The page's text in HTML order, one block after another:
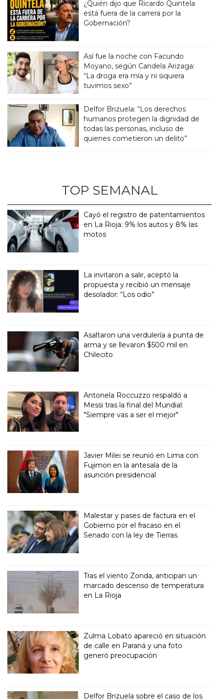
¿Quién dijo que Ricardo Quintela
está fuera de la carrera por la
Gobernación?
Así fue la noche con Facundo
Moyano, según Candela Arizaga:
“La droga era mía y ni siquiera
tuvimos sexo”
Delfor Brizuela: “Los derechos
humanos protegen la dignidad de
todas las personas, incluso de
quienes cometieron un delito”
TOP SEMANAL
Cayó el registro de patentamientos
en La Rioja: 9% los autos y 8% las
motos
La invitaron a salir, aceptó la
propuesta y recibió un mensaje
desolador: “Los odio”
Asaltaron una verdulería a punta de
arma y se llevaron $500 mil en
Chilecito
Antonela Roccuzzo respaldó a
Messi tras la final del Mundial:
"Siempre vas a ser el mejor"
Javier Milei se reunió en Lima con
Fujimori en la antesala de la
asunción presidencial
Malestar y pases de factura en el
Gobierno por el fracaso en el
Senado con la ley de Tierras
Tras el viento Zonda, anticipan un
marcado descenso de temperatura
en La Rioja
Zulma Lobato apareció en situación
de calle en Paraná y una foto
generó preocupación
Delfor Brizuela sobre el caso de los